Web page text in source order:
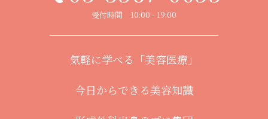
受付時間 10:00 - 19:00
気軽に学べる「美容医療」
今日からできる美容知識